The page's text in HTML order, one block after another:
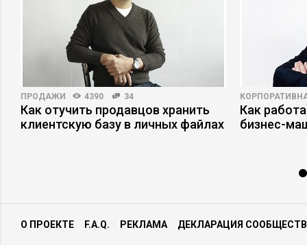
ПРОДАЖИ 4390 34
Как отучить продавцов хранить
клиентскую базу в личных файлах
Как
бизнес-
О ПРОЕКТЕ F.A.Q. РЕКЛАМА ДЕКЛАРАЦИЯ